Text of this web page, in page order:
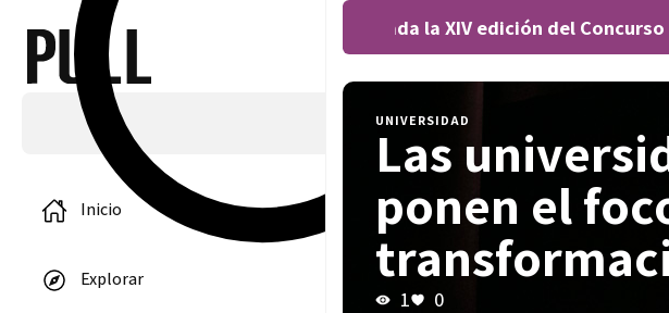
Inicio
Explorar
Covocada la XIV edición del Concurso
UNIVERSIDAD
Las
ponen el
1 0